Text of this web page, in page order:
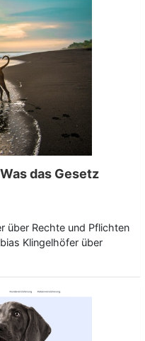
das Gesetz
über Rechte und Pflichten
Klingelhöfer über